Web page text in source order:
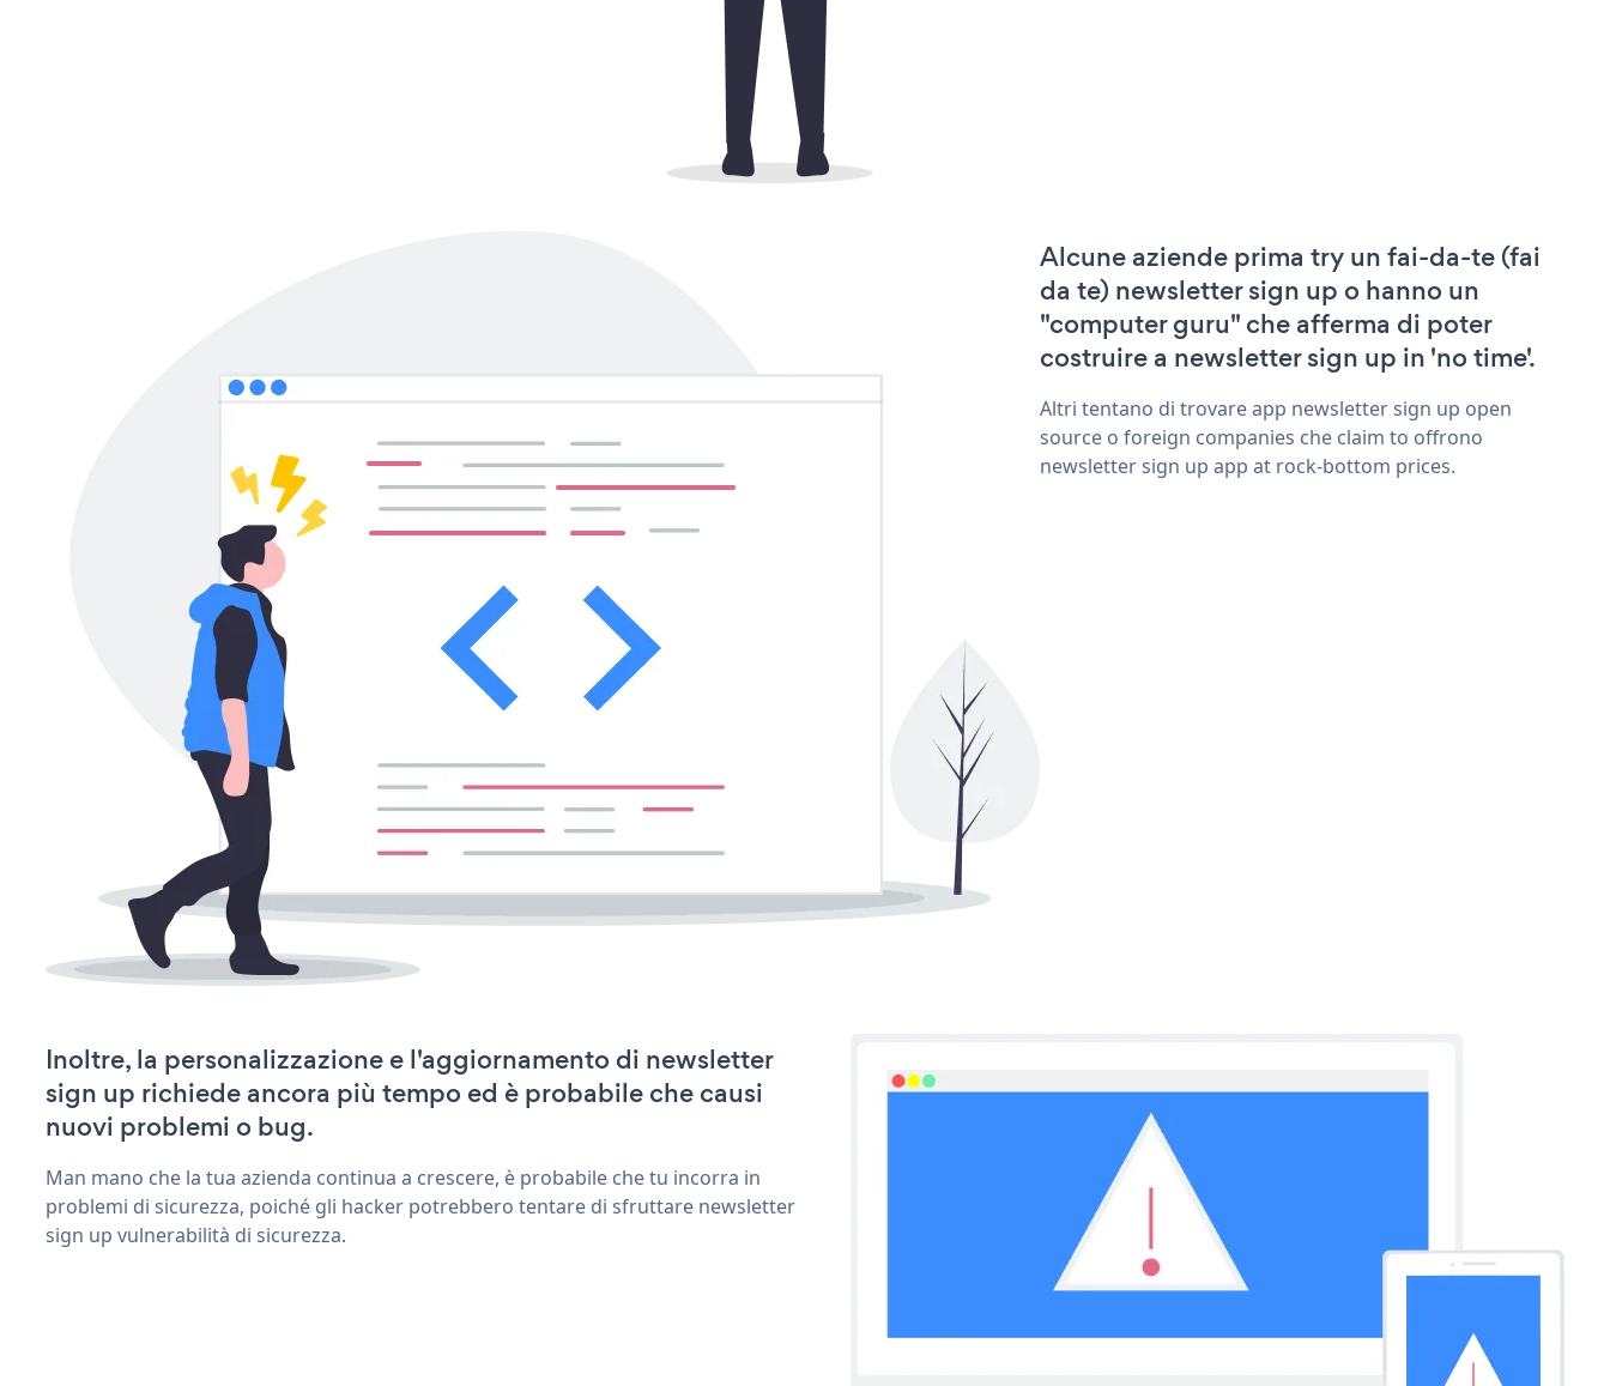
Alcune aziende prima try un fai-da-te (fai
da te) newsletter sign up o hanno un
"computer guru" che afferma di poter
costruire a newsletter sign up in 'no time'.
Altri tentano di trovare app newsletter sign up open
source o foreign companies che claim to offrono
newsletter sign up app at rock-bottom prices.
Inoltre, la personalizzazione e l'aggiornamento di newsletter
sign up richiede ancora più tempo ed è probabile che causi
nuovi problemi o bug.
Man mano che la tua azienda continua a crescere, è probabile che tu incorra in
problemi di sicurezza, poiché gli hacker potrebbero tentare di sfruttare newsletter
sign up vulnerabilità di sicurezza.